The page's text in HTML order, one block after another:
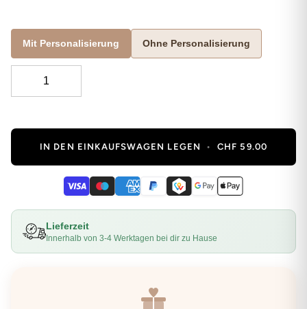
Mit Personalisierung Ohne Personalisierung
IN DEN EINKAUFSWAGEN LEGEN • CHF 59.00
Lieferzeit
Innerhalb von 3-4 Werktagen bei dir zu Hause